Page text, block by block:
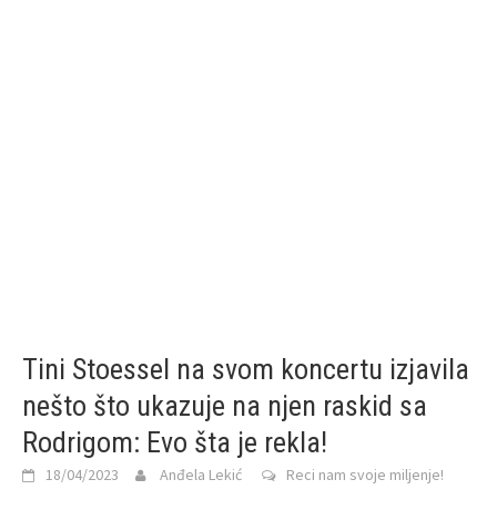
Tini Stoessel na svom koncertu izjavila
nešto što ukazuje na njen raskid sa
Rodrigom: Evo šta je rekla!
18/04/2023 Anđela Lekić Reci nam svoje miljenje!